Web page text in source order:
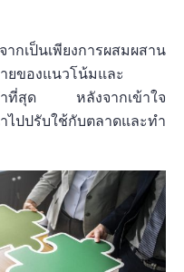
เป็นเพียงการผสมผสาน
ยของแนวโน้มและ
ยำที่สุด หลังจากเข้าใจ
ปปรับใช้กับตลาดและทำ